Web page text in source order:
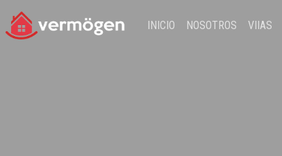
INICIO NOSOTROS VIIAS